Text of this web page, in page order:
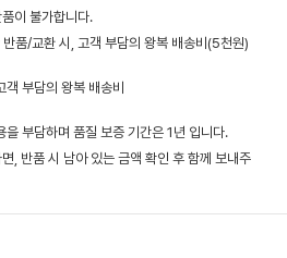
이 불가합니다.
품/교환 시, 고객 부담의 왕복 배송비(5천원)
부담의 왕복 배송비
부담하며 품질 보증 기간은 1년 입니다.
, 반품 시 남아 있는 금액 확인 후 함께 보내주